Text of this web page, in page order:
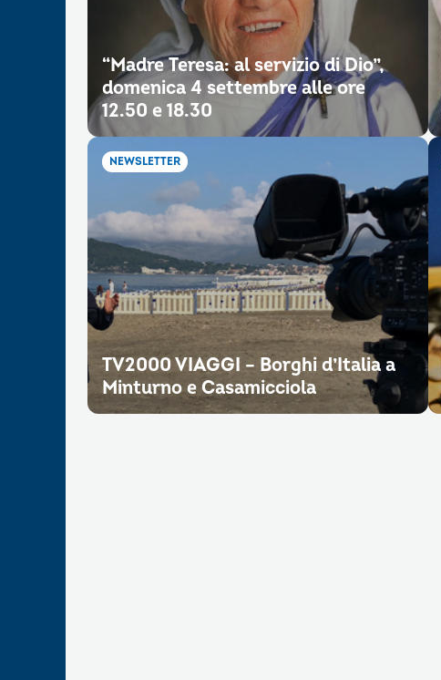
“Madre Teresa: al servizio di Dio”,
domenica 4 settembre alle ore
12.50 e 18.30
NEWSLETTER
TV2000 VIAGGI – Borghi d’Italia a
Minturno e Casamicciola